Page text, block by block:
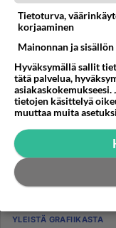
YLEISTÄ GRAFIIKASTA
Tietoturva,
korjaaminen
Mainonnan ja
Hyväksymällä sallit
tätä palvelua,
tietojen käsittelyä
muuttaa muita